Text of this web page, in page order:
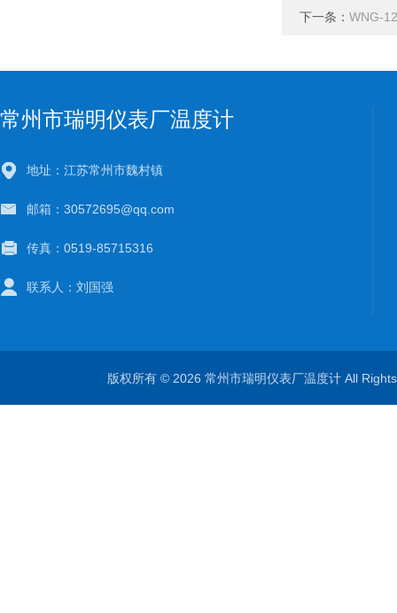
下一条： WNG-
常州市瑞明仪表厂温度计
地址：江苏常州市魏村镇
邮箱：30572695@qq.com
传真：0519-85715316
联系人：刘国强
版权所有 © 2026 常州市瑞明仪表厂温度计 All